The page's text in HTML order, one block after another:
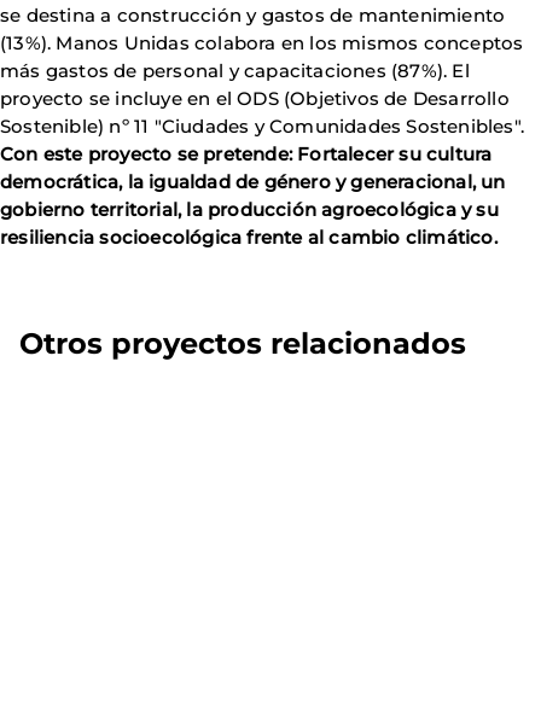
se destina a construcción y gastos de mantenimiento
(13%). Manos Unidas colabora en los mismos conceptos
más gastos de personal y capacitaciones (87%). El
proyecto se incluye en el ODS (Objetivos de Desarrollo
Sostenible) nº 11 "Ciudades y Comunidades Sostenibles".
Con este proyecto se pretende: Fortalecer su cultura
democrática, la igualdad de género y generacional, un
gobierno territorial, la producción agroecológica y su
resiliencia socioecológica frente al cambio climático.
Otros proyectos relacionados